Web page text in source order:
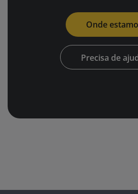
Onde
Precisa de